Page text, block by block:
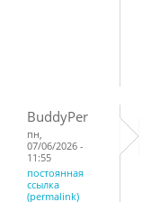
BuddyPer
пн,
07/06/2026 -
11:55
постоянная
ссылка
(permalink)